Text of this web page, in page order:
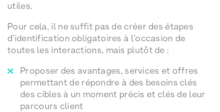
utiles.
Pour cela, il ne suffit pas de créer des étapes
d’identification obligatoires à l’occasion de
toutes les interactions, mais plutôt de :
Proposer des avantages, services et offres
permettant de répondre à des besoins clés
des cibles à un moment précis et clés de leur
parcours client